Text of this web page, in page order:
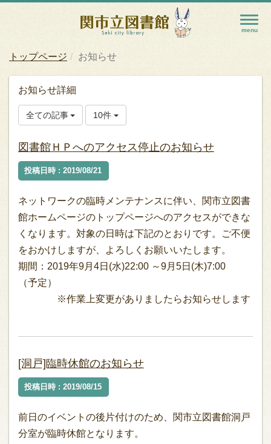
トップページ お知らせ
お知らせ詳細
全ての記事 10件
図書館ＨＰへのアクセス停止のお知らせ
投稿日時 : 2019/08/21
ネットワークの臨時メンテナンスに伴い、関市立図書
館ホームページのトップページへのアクセスができな
くなります。対象の日時は下記のとおりです。ご不便
をおかけしますが、よろしくお願いいたします。
期間：2019年9月4日(水)22:00 ～9月5日(木)7:00
（予定）
※作業上変更がありましたらお知らせします
[洞戸]臨時休館のお知らせ
投稿日時 : 2019/08/15
前日のイベントの後片付けのため、関市立図書館洞戸
分室が臨時休館となります。